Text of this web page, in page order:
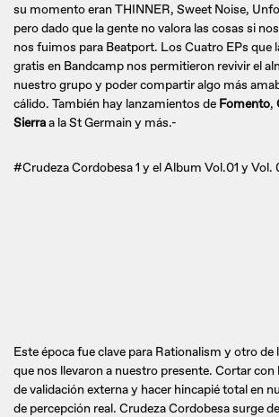
su momento eran THINNER, Sweet Noise,
pero dado que la gente no valora las cosas si
nos fuimos para Beatport. Los Cuatro EPs que
gratis en Bandcamp nos permitieron revivir el
nuestro grupo y poder compartir algo más
cálido. También hay lanzamientos de Fomento,
Sierraa la St Germain y más.-
#Crudeza Cordobesa 1 y el Album Vol.01 y Vol.
Este época fue clave para Rationalism y otro de
que nos llevaron a nuestro presente. Cortar con
de validación externa y hacer hincapié total en
de percepción real. Crudeza Cordobesa surge